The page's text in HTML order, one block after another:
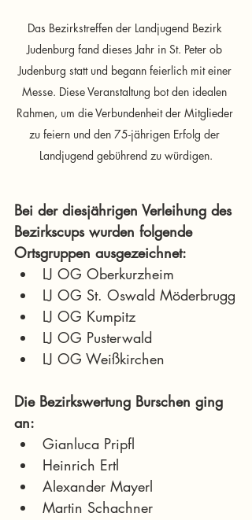
Das Bezirkstreffen der Landjugend Bezirk
Judenburg fand dieses Jahr in St. Peter ob
Judenburg statt und begann feierlich mit einer
Messe. Diese Veranstaltung bot den idealen
Rahmen, um die Verbundenheit der Mitglieder
zu feiern und den 75-jährigen Erfolg der
Landjugend gebührend zu würdigen.
Bei der diesjährigen Verleihung des
Bezirkscups wurden folgende
Ortsgruppen ausgezeichnet:
LJ OG Oberkurzheim
LJ OG St. Oswald Möderbrugg
LJ OG Kumpitz
LJ OG Pusterwald
LJ OG Weißkirchen
Die Bezirkswertung Burschen ging
an:
Gianluca Pripfl
Heinrich Ertl
Alexander Mayerl
Martin Schachner